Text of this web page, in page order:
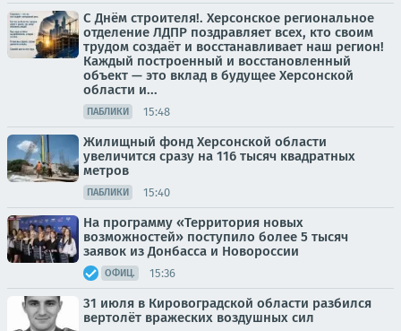
С Днём строителя!. Херсонское региональное
отделение ЛДПР поздравляет всех, кто своим
трудом создаёт и восстанавливает наш регион!
Каждый построенный и восстановленный
объект — это вклад в будущее Херсонской
области и...
ПАБЛИКИ 15:48
Жилищный фонд Херсонской области
увеличится сразу на 116 тысяч квадратных
метров
ПАБЛИКИ 15:40
На программу «Территория новых
возможностей» поступило более 5 тысяч
заявок из Донбасса и Новороссии
ОФИЦ. 15:36
31 июля в Кировоградской области разбился
вертолёт вражеских воздушных сил